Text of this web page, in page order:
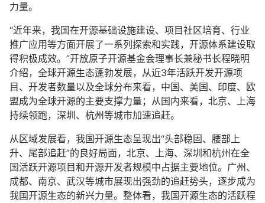
力量。
“近年来，我国在开源基础设施建设、项目社区培育、行业
推广应用等方面开展了一系列探索和实践，开源体系建设取
得积极成效。”开放原子开源基金会理事长兼秘书长程晓明
介绍，全球开源生态蓬勃发展，从近3年活跃开发开源项
目、开发者数量以及全球分布来看，中国、美国、印度、欧
盟成为全球开源的主要支撑力量；从国内来看，北京、上海
持续领跑，深圳、杭州等城市加速追赶。
从区域发展看，我国开源生态呈现出“头部稳固、腰部上
升、尾部追赶”的良好局面，北京、上海、深圳和杭州在全
国活跃开源项目和开源开发者规模中占据主要地位。广州、
成都、南京、武汉等城市展现出强劲的追赶势头，逐步成为
我国开源生态的新兴力量。整体看，我国开源生态的活跃程